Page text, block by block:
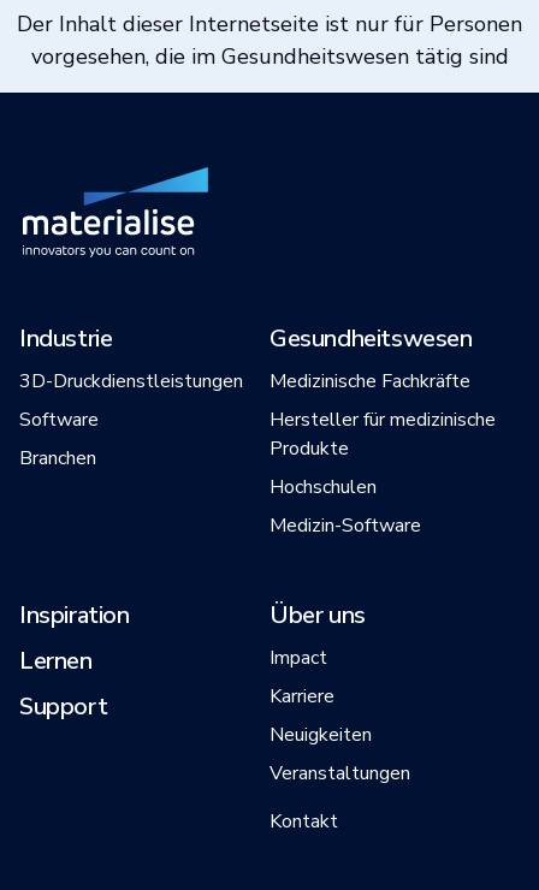
Der Inhalt dieser Internetseite ist nur für Personen
vorgesehen, die im Gesundheitswesen tätig sind
Industrie
3D-Druckdienstleistungen
Software
Branchen
Gesundheitswesen
Medizinische Fachkräfte
Hersteller für medizinische
Produkte
Hochschulen
Medizin-Software
Inspiration
Lernen
Support
Über uns
Impact
Karriere
Neuigkeiten
Veranstaltungen
Kontakt